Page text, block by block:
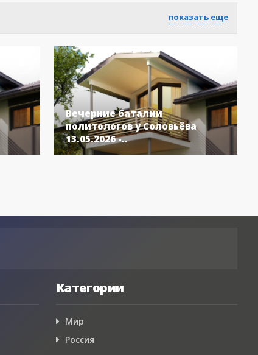
показать еще
Вечерние баталии
политологов у Соловьёва
13.05.2026 -..
Категории
Мир
Россия